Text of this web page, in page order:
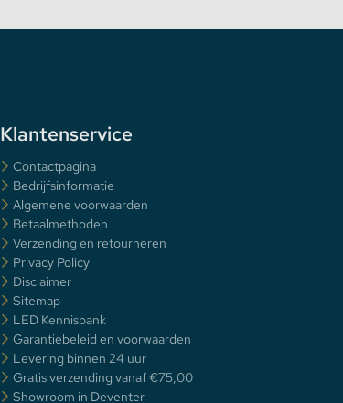
Klantenservice
Contactpagina
Bedrijfsinformatie
Algemene voorwaarden
Betaalmethoden
Verzending en retourneren
Privacy Policy
Disclaimer
Sitemap
LED Kennisbank
Garantiebeleid en voorwaarden
Levering binnen 24 uur
Gratis verzending vanaf €75,00
Showroom in Deventer